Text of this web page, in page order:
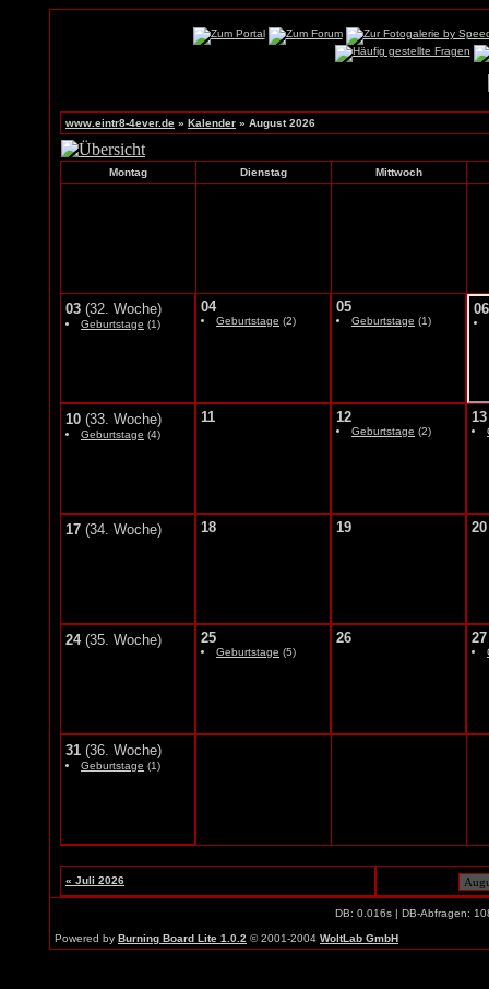
www.eintr8-4ever.de » Kalender » August 2026
Montag Dienstag Mittwoch
03 (32. Woche)
Geburtstage (1)
04
Geburtstage (2)
05
Geburtstage (1)
06
10 (33. Woche)
Geburtstage (4)
11 12
Geburtstage (2)
13
17 (34. Woche) 18 19 20
24 (35. Woche) 25
Geburtstage (5)
26 27
31 (36. Woche)
Geburtstage (1)
« Juli 2026
DB: 0.016s | DB-Abfragen:
Powered by Burning Board Lite 1.0.2 © 2001-2004 WoltLab GmbH